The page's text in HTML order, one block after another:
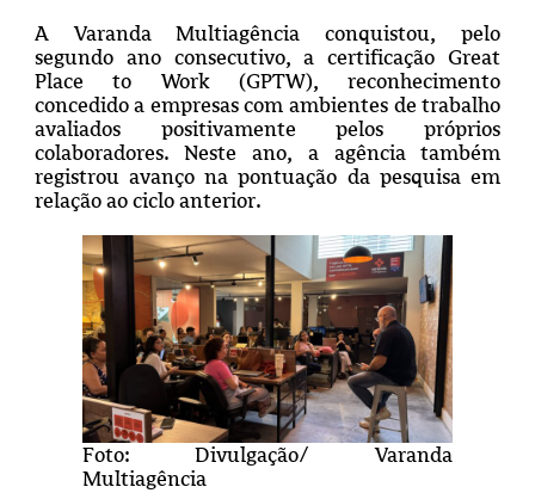
A Varanda Multiagência conquistou, pelo
segundo ano consecutivo, a certificação Great
Place to Work (GPTW), reconhecimento
concedido a empresas com ambientes de trabalho
avaliados positivamente pelos próprios
colaboradores. Neste ano, a agência também
registrou avanço na pontuação da pesquisa em
relação ao ciclo anterior.
Foto: Divulgação/ Varanda
Multiagência